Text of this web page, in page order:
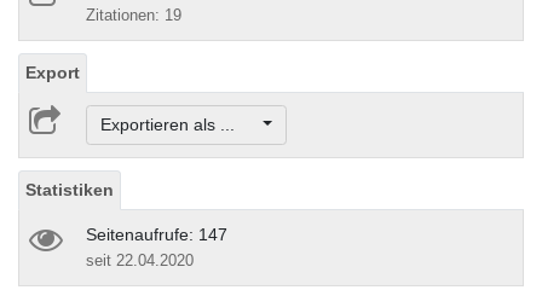
Zitationen: 19
Export
Exportieren als ...
Statistiken
Seitenaufrufe: 147
seit 22.04.2020